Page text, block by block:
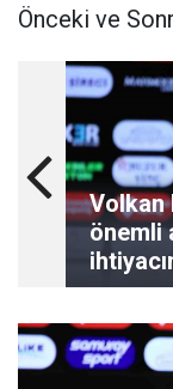
Önceki ve
Volkan
önemli